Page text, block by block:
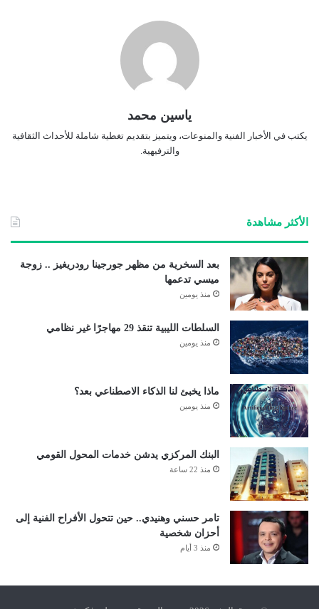
ياسين محمد
يكتب في الأخبار الفنية والمنوعات، ويتميز بتقديم تغطية شاملة للأحداث الثقافية
والترفيهية.
الأكثر مشاهدة
بعد السخرية من مظهر جورجينا رودريغيز .. زوجة
ميسي تدعمها
منذ يومين
السلطات الليبية تنقذ 29 مهاجرًا غير نظامي
منذ يومين
ماذا يخبئ لنا الذكاء الاصطناعي بعد؟
منذ يومين
البنك المركزي يدشن خدمات المحول القومي
منذ 22 ساعة
تامر حسني وهنيدي.. حين تتحول الأفراح الفنية إلى
أحزان شخصية
منذ 3 أيام